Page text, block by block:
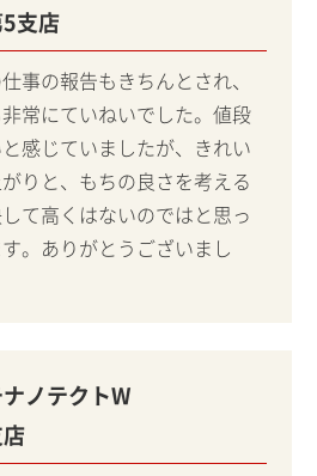
支店
事の報告もきちんとされ、
常にていねいでした。値段
感じていましたが、きれい
りと、もちの良さを考える
て高くはないのではと思っ
。ありがとうございまし
ノテクトW